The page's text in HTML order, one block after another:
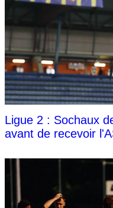
Ligue 2 : Sochaux
avant de recevoir